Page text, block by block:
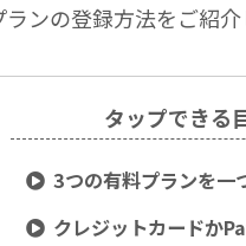
ンの登録方法をご紹介
タップできる
3つの有料プランを一
クレジットカードか